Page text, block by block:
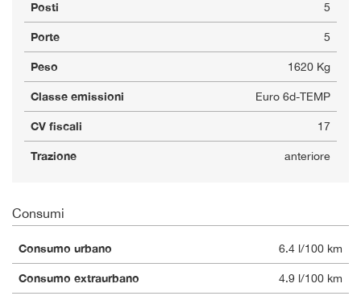
Posti 5
Porte 5
Peso 1620 Kg
Classe emissioni Euro 6d-TEMP
CV fiscali 17
Trazione anteriore
Consumi
Consumo urbano 6.4 l/100 km
Consumo extraurbano 4.9 l/100 km